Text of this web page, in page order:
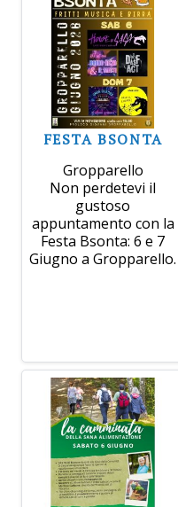
FESTA BSONTA
Gropparello
Non perdetevi il
gustoso
appuntamento con la
Festa Bsonta: 6 e 7
Giugno a Gropparello.